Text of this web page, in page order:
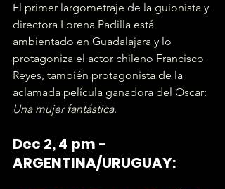
El primer largometraje de la guionista y
directora Lorena Padilla está
ambientado en Guadalajara y lo
protagoniza el actor chileno Francisco
Reyes, también protagonista de la
aclamada película ganadora del Oscar:
Una mujer fantástica.
Dec 2, 4 pm -
ARGENTINA/URUGUAY: